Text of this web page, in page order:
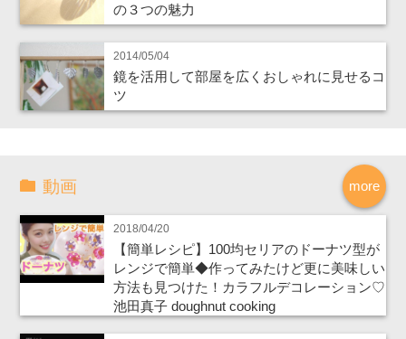
の３つの魅力
2014/05/04
鏡を活用して部屋を広くおしゃれに見せるコ
ツ
more
動画
2018/04/20
【簡単レシピ】100均セリアのドーナツ型が
レンジで簡単◆作ってみたけど更に美味しい
方法も見つけた！カラフルデコレーション♡
池田真子 doughnut cooking